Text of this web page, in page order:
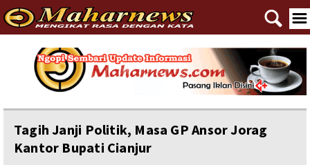
Home
Reportase
Editorial
☰
🔍
Tagih Janji Politik, Masa GP Ansor Jorag
Kantor Bupati Cianjur